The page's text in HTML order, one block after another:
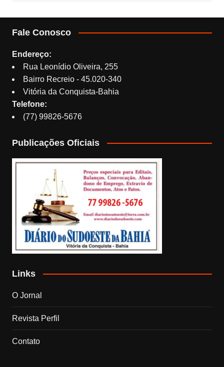
Fale Conosco
Endereço:
Rua Leonídio Oliveira, 255
Bairro Recreio - 45.020-340
Vitória da Conquista-Bahia
Telefone:
(77) 99826-5676
Publicações Oficiais
Links
O Jornal
Revista Perfil
Contato